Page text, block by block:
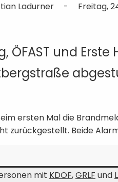
Ladurner - Freitag,
und Erste
ersten Mal die
zurückgestellt. Beide
mit KDOF,GRLF und